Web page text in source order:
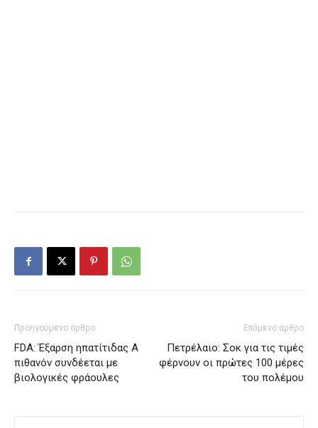
Προηγούμενο άρθρο
FDA: Έξαρση ηπατίτιδας Α
πιθανόν συνδέεται με
βιολογικές φράουλες
Επόμενο άρθρο
Πετρέλαιο: Σοκ για τις τιμές
φέρνουν οι πρώτες 100 μέρες
του πολέμου